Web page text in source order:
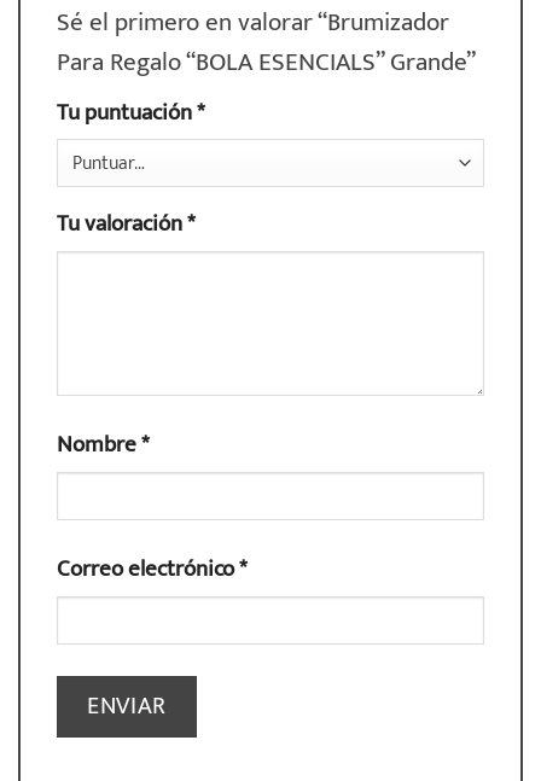
Sé el primero en valorar “Brumizador
Para Regalo “BOLA ESENCIALS” Grande”
Tu puntuación*
Tu valoración*
Nombre*
Correo electrónico*